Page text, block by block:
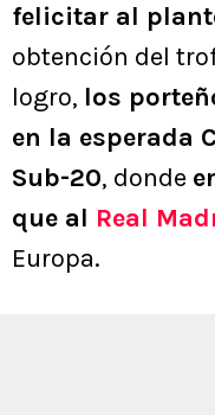
felicitar al
obtención del
logro, los
en la esperada
Sub-20, donde
que al Real
Europa.